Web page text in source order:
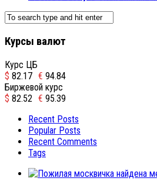
Курсы валют
Курс ЦБ
$ 82.17 € 94.84
Биржевой курс
$ 82.52 € 95.39
Recent Posts
Popular Posts
Recent Comments
Tags